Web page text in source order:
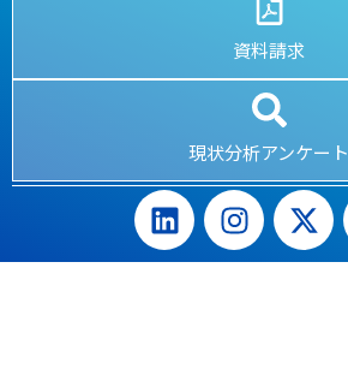
資料請求
現状分析アンケート